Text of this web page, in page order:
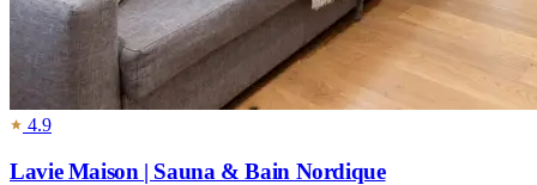
4.9
Lavie Maison | Sauna & Bain Nordique